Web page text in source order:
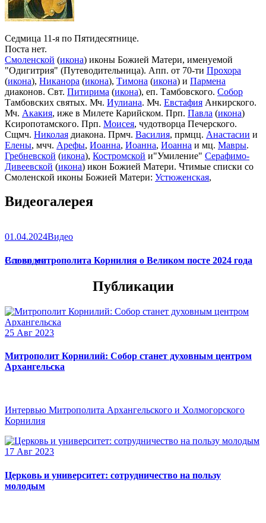
Седмица 11-я по Пятидесятнице.
Поста нет.
Смоленской (икона) иконы Божией Матери, именуемой
"Одигитрия" (Путеводительница). Апп. от 70-ти Прохора
(икона), Никанора (икона), Тимона (икона) и Пармена
диаконов. Свт. Питирима (икона), еп. Тамбовского. Собор
Тамбовских святых. Мч. Иулиана. Мч. Евстафия Анкирского.
Мч. Акакия, иже в Милете Карийском. Прп. Павла (икона)
Ксиропотамского. Прп. Моисея, чудотворца Печерского.
Сщмч. Николая диакона. Прмч. Василия, прмцц. Анастасии и
Елены, мчч. Арефы, Иоанна, Иоанна, Иоанна и мц. Мавры.
Гребневской (икона), Костромской и"Умиление" Серафимо-
Дивеевской (икона) икон Божией Матери. Чтимые списки со
Смоленской иконы Божией Матери: Устюженская,
(икона),Игрицкая,Шуйская
Сергиевская(в Троице-Сергиевой Лавре).
Видеогалерея
01.04.2024Видео
Слово митрополита Корнилия о Великом посте 2024 года
Все видео
Публикации
25 Авг 2023
Митрополит Корнилий: Собор станет духовным центром
Архангельска
Интервью Митрополита Архангельского и Холмогорского
Корнилия
17 Авг 2023
Церковь и университет: сотрудничество на пользу
молодым